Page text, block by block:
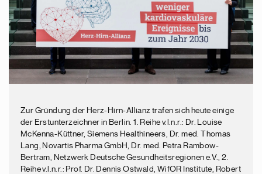
Zur Gründung der Herz-Hirn-Allianz trafen sich heute einige
der Erstunterzeichner in Berlin. 1. Reihe v.l.n.r.: Dr. Louise
McKenna-Küttner, Siemens Healthineers, Dr. med. Thomas
Lang, Novartis Pharma GmbH, Dr. med. Petra Rambow-
Bertram, Netzwerk Deutsche Gesundheitsregionen e.V., 2.
Reihe v.l.n.r.: Prof. Dr. Dennis Ostwald, WifOR Institute, Robert